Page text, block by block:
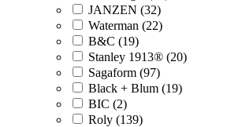
JANZEN (32)
Waterman (22)
B&C (19)
Stanley 1913® (20)
Sagaform (97)
Black + Blum (19)
BIC (2)
Roly (139)